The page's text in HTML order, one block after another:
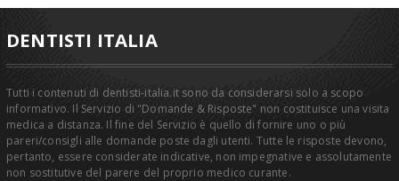
DENTISTI ITALIA
Tutti i contenuti di dentisti-italia.it sono da considerarsi solo a scopo
informativo. Il Servizio di "Domande & Risposte" non costituisce una visita
medica a distanza. Il fine del Servizio è quello di fornire uno o più
pareri/consigli alle domande poste dagli utenti. Tutte le risposte devono,
pertanto, essere considerate indicative, non impegnative e assolutamente
non sostitutive del parere del proprio medico curante.